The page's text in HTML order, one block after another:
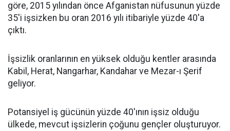
göre, 2015 yılından önce Afganistan nüfusunun yüzde
35'i işsizken bu oran 2016 yılı itibariyle yüzde 40'a
çıktı.
İşsizlik oranlarının en yüksek olduğu kentler arasında
Kabil, Herat, Nangarhar, Kandahar ve Mezar-ı Şerif
geliyor.
Potansiyel iş gücünün yüzde 40'ının işsiz olduğu
ülkede, mevcut işsizlerin çoğunu gençler oluşturuyor.